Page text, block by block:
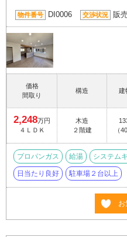
物件番号 DI0006 交渉状況 販
価格
間取り
構造 建
2,248万円
４ＬＤＫ
木造
２階建
（
プロパンガス 給湯 システム
日当たり良好 駐車場２台以上
お